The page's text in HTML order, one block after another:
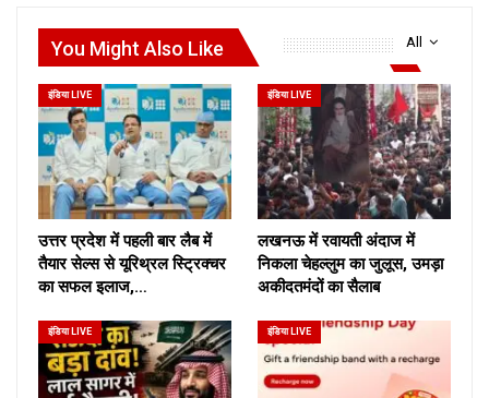
All
You Might Also Like
इंडिया LIVE
उत्तर प्रदेश में पहली बार लैब में
तैयार सेल्स से यूरिथ्रल स्ट्रिक्चर
का सफल इलाज,…
इंडिया LIVE
लखनऊ में रवायती अंदाज में
निकला चेहल्लुम का जुलूस, उमड़ा
अकीदतमंदों का सैलाब
इंडिया LIVE इंडिया LIVE